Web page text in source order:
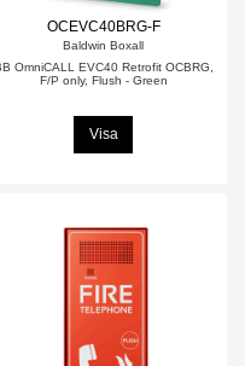
OCEVC40BRG-F
Baldwin Boxall
OmniCALL EVC40 Retrofit OCBRG,
F/P only, Flush - Green
Visa